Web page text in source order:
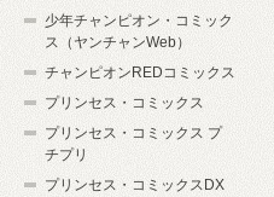
少年チャンピオン・コミック
ス（ヤンチャンWeb）
チャンピオンREDコミックス
プリンセス・コミックス
プリンセス・コミックス プ
チプリ
プリンセス・コミックスDX